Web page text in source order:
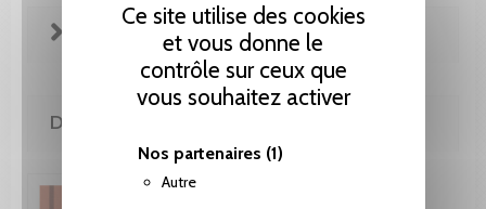
Ce site utilise des cookies
et vous donne le
contrôle sur ceux que
vous souhaitez activer
Nos partenaires (1)
Autre
FICHE TECHNIQUE
DE LA MÊME COLLECTION